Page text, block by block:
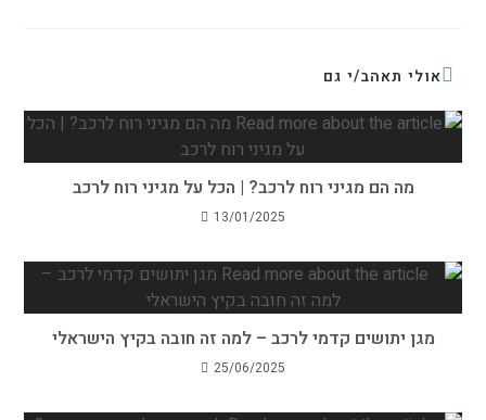
אולי תאהב/י גם
מה הם מגיני רוח לרכב? | הכל על מגיני רוח לרכב
13/01/2025
מגן יתושים קדמי לרכב – למה זה חובה בקיץ הישראלי
25/06/2025